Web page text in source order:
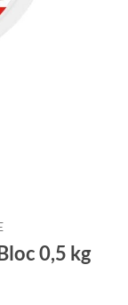
0,5 kg